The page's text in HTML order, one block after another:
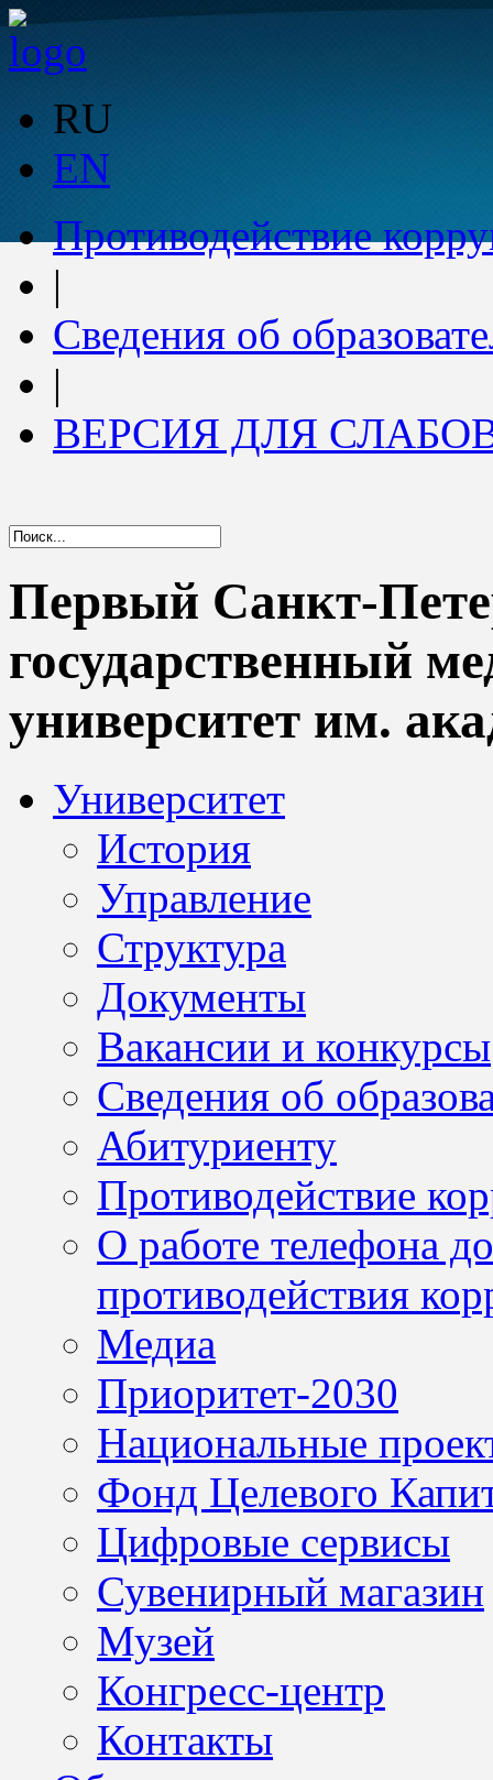
RU
EN
Противодействие
|
Сведения об
|
ВЕРСИЯ ДЛЯ
Первый Санкт-
государственный
университет им.
Университет
История
Управление
Структура
Документы
Вакансии и конкурсы
Сведения об
Абитуриенту
Противодействие
О работе телефона
противодействия
Медиа
Приоритет-2030
Национальные
Фонд Целевого
Цифровые сервисы
Сувенирный магазин
Музей
Конгресс-центр
Контакты